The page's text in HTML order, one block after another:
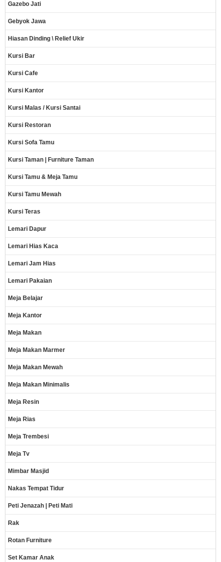
Gazebo Jati
Gebyok Jawa
Hiasan Dinding \ Relief Ukir
Kursi Bar
Kursi Cafe
Kursi Kantor
Kursi Malas / Kursi Santai
Kursi Restoran
Kursi Sofa Tamu
Kursi Taman | Furniture Taman
Kursi Tamu & Meja Tamu
Kursi Tamu Mewah
Kursi Teras
Lemari Dapur
Lemari Hias Kaca
Lemari Jam Hias
Lemari Pakaian
Meja Belajar
Meja Kantor
Meja Makan
Meja Makan Marmer
Meja Makan Mewah
Meja Makan Minimalis
Meja Resin
Meja Rias
Meja Trembesi
Meja Tv
Mimbar Masjid
Nakas Tempat Tidur
Peti Jenazah | Peti Mati
Rak
Rotan Furniture
Set Kamar Anak